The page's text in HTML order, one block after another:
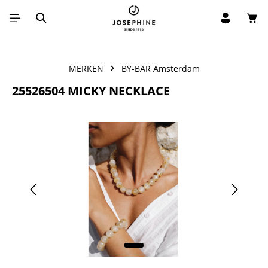
Ga naar de hoofdinhoud
MERKEN BY-BAR Amsterdam
25526504 MICKY NECKLACE
Afbeeldingengalerij overslaan